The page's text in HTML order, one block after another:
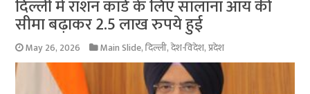
दिल्ली में राशन कार्ड के लिए सालाना आय की
सीमा बढ़ाकर 2.5 लाख रुपये हुई
May 26, 2026 Main Slide,दिल्ली,देश-विदेश,प्रदेश